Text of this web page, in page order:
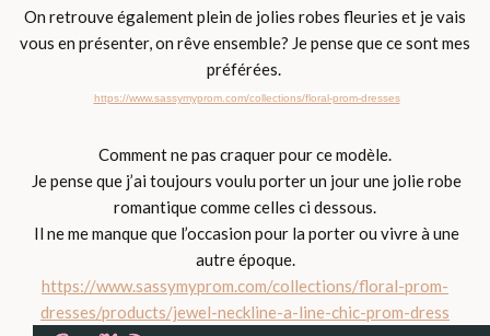
On retrouve également plein de jolies robes fleuries et je vais
vous en présenter, on rêve ensemble? Je pense que ce sont mes
préférées.
https://www.sassymyprom.com/collections/floral-prom-dresses
Comment ne pas craquer pour ce modèle.
Je pense que j’ai toujours voulu porter un jour une jolie robe
romantique comme celles ci dessous.
Il ne me manque que l’occasion pour la porter ou vivre à une
autre époque.
https://www.sassymyprom.com/collections/floral-prom-
dresses/products/jewel-neckline-a-line-chic-prom-dress